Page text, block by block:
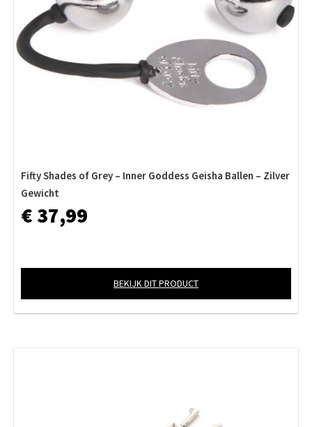
Fifty Shades of Grey – Inner Goddess Geisha Ballen – Zilver
Gewicht
€ 37,99
BEKIJK DIT PRODUCT